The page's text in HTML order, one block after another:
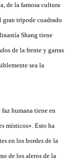
de la famosa cultura
gran trípode cuadrado
Shang tiene
de la frente y garras
sea la
humana tiene en
místicos». Esto ha
en los bordes de la
de los aleros de la